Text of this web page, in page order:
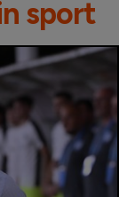
sport